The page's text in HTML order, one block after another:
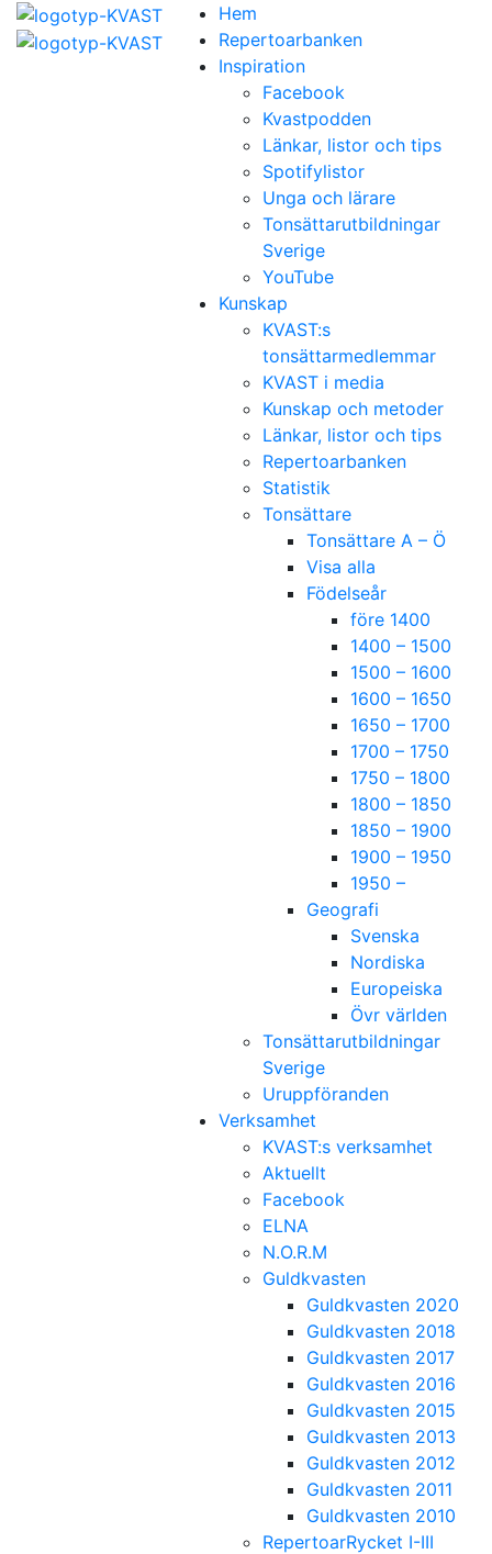
Hem
Repertoarbanken
Inspiration
Facebook
Kvastpodden
Länkar, listor och tips
Spotifylistor
Unga och lärare
Tonsättarutbildningar
Sverige
YouTube
Kunskap
KVAST:s
tonsättarmedlemmar
KVAST i media
Kunskap och metoder
Länkar, listor och tips
Repertoarbanken
Statistik
Tonsättare
Tonsättare A – Ö
Visa alla
Födelseår
före 1400
1400 – 1500
1500 – 1600
1600 – 1650
1650 – 1700
1700 – 1750
1750 – 1800
1800 – 1850
1850 – 1900
1900 – 1950
1950 –
Geografi
Svenska
Nordiska
Europeiska
Övr världen
Tonsättarutbildningar
Sverige
Uruppföranden
Verksamhet
KVAST:s verksamhet
Aktuellt
Facebook
ELNA
N.O.R.M
Guldkvasten
Guldkvasten 2020
Guldkvasten 2018
Guldkvasten 2017
Guldkvasten 2016
Guldkvasten 2015
Guldkvasten 2013
Guldkvasten 2012
Guldkvasten 2011
Guldkvasten 2010
RepertoarRycket I-III